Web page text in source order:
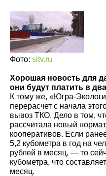
Фото: sitv.ru
Хорошая новость для
они будут платить в
К тому же, «Югра-
перерасчет с начала
вывоз ТКО. Дело в том,
рассчитала новый
кооперативов. Если
5,2 кубометра в год на
рублей в месяц, — то
кубометра, что
месяц.